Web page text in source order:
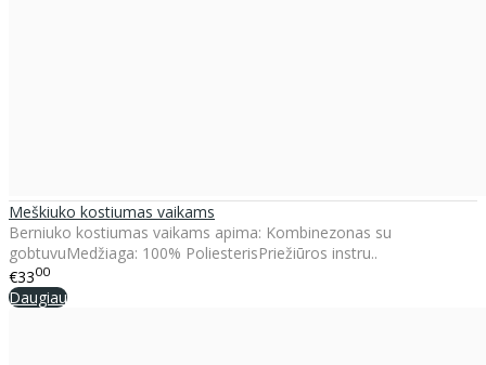
Meškiuko kostiumas vaikams
Berniuko kostiumas vaikams apima: Kombinezonas su
gobtuvuMedžiaga: 100% PoliesterisPriežiūros instru..
€3300
Daugiau